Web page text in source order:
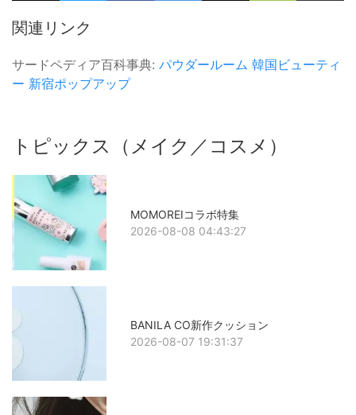
関連リンク
サードペディア百科事典: パウダールーム 韓国ビューティ
ー 新宿ポップアップ
トピックス（メイク／コスメ）
MOMOREIコラボ特集
2026-08-08 04:43:27
BANILA CO新作クッション
2026-08-07 19:31:37